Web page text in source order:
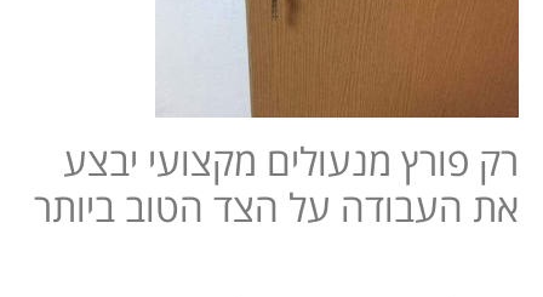
רק פורץ מנעולים מקצועי יבצע
את העבודה על הצד הטוב ביותר